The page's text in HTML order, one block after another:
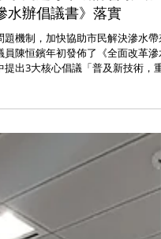
水問題專家研討會 推動
水辦倡議書》落實